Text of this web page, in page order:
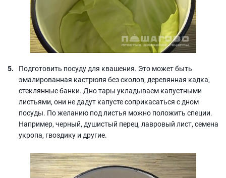
Подготовить посуду для квашения. Это может быть
эмалированная кастрюля без сколов, деревянная кадка,
стеклянные банки. Дно тары укладываем капустными
листьями, они не дадут капусте соприкасаться с дном
посуды. По желанию под листья можно положить специи.
Например, черный, душистый перец, лавровый лист, семена
укропа, гвоздику и другие.